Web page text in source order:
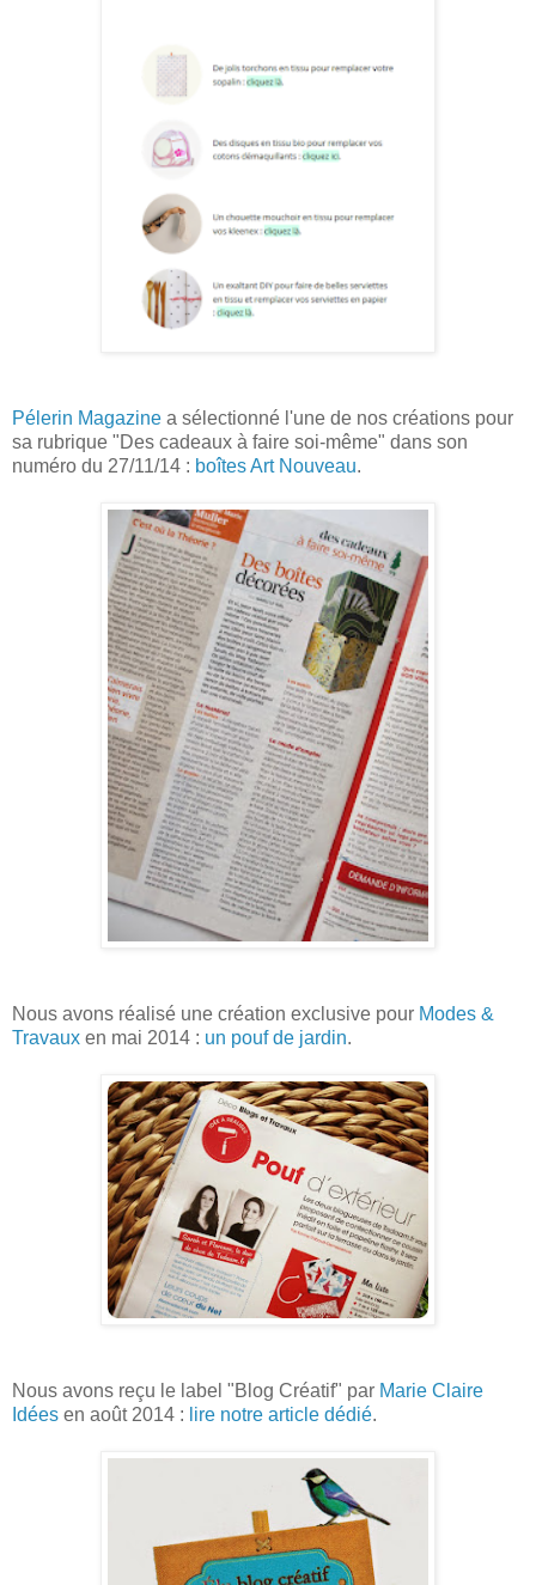
Pélerin Magazine a sélectionné l'une de nos créations pour
sa rubrique "Des cadeaux à faire soi-même" dans son
numéro du 27/11/14 : boîtes Art Nouveau.
Nous avons réalisé une création exclusive pour Modes &
Travaux en mai 2014 : un pouf de jardin.
Nous avons reçu le label "Blog Créatif" par Marie Claire
Idées en août 2014 : lire notre article dédié.